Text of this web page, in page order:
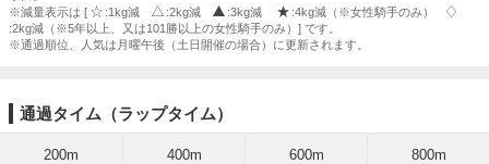
※減量表示は [
:1kg減 :2kg減 :3kg減
:4kg減（※女性騎手のみ）
:2kg減（※5年以上、又は101勝以上の女性騎手のみ）] です。
※通過順位、人気は月曜午後（土日開催の場合）に更新されます。
通過タイム（ラップタイム）
200m 400m 600m 800m